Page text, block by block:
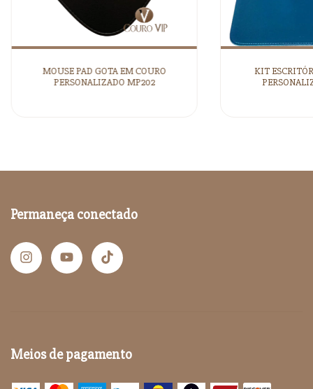
MOUSE PAD GOTA EM COURO
PERSONALIZADO MP202
KIT
Permaneça conectado
Meios de pagamento